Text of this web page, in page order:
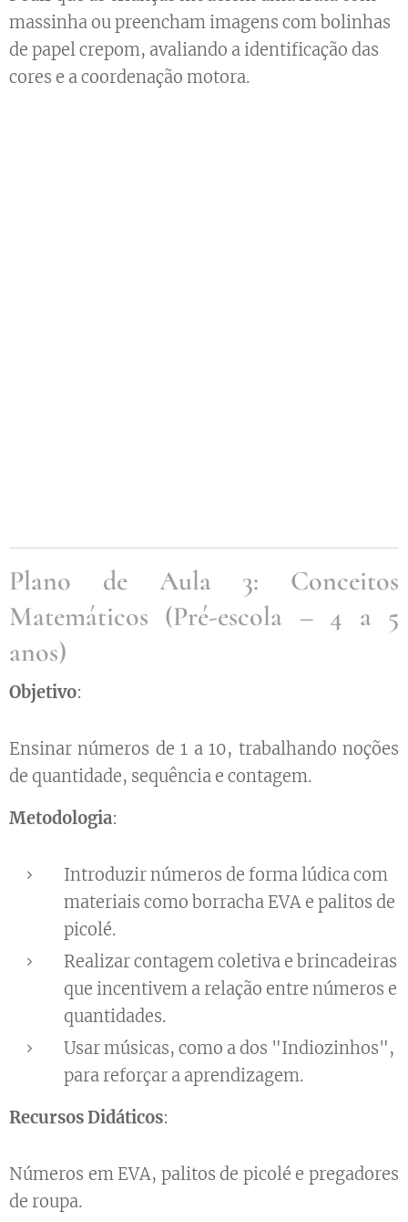
massinha ou preencham imagens com bolinhas
de papel crepom, avaliando a identificação das
cores e a coordenação motora.
Plano de Aula 3: Conceitos
Matemáticos (Pré-escola – 4 a 5
anos)
Objetivo:
Ensinar números de 1 a 10, trabalhando noções
de quantidade, sequência e contagem.
Metodologia:
Introduzir números de forma lúdica com
materiais como borracha EVA e palitos de
picolé.
Realizar contagem coletiva e brincadeiras
que incentivem a relação entre números e
quantidades.
Usar músicas, como a dos "Indiozinhos",
para reforçar a aprendizagem.
Recursos Didáticos:
Números em EVA, palitos de picolé e pregadores
de roupa.